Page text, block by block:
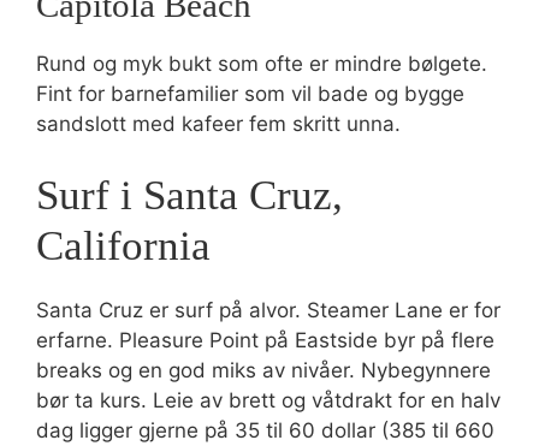
Rund og myk bukt som ofte er mindre bølgete.
Fint for barnefamilier som vil bade og bygge
sandslott med kafeer fem skritt unna.
Surf i Santa Cruz,
California
Santa Cruz er surf på alvor. Steamer Lane er for
erfarne. Pleasure Point på Eastside byr på flere
breaks og en god miks av nivåer. Nybegynnere
bør ta kurs. Leie av brett og våtdrakt for en halv
dag ligger gjerne på 35 til 60 dollar (385 til 660